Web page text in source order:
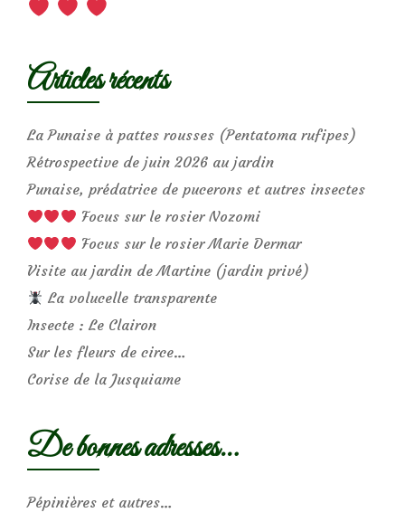
Articles récents
La Punaise à pattes rousses (Pentatoma rufipes)
Rétrospective de juin 2026 au jardin
Punaise, prédatrice de pucerons et autres insectes
Focus sur le rosier Nozomi
Focus sur le rosier Marie Dermar
Visite au jardin de Martine (jardin privé)
La volucelle transparente
Insecte : Le Clairon
Sur les fleurs de circe…
Corise de la Jusquiame
De bonnes adresses…
Pépinières et autres…